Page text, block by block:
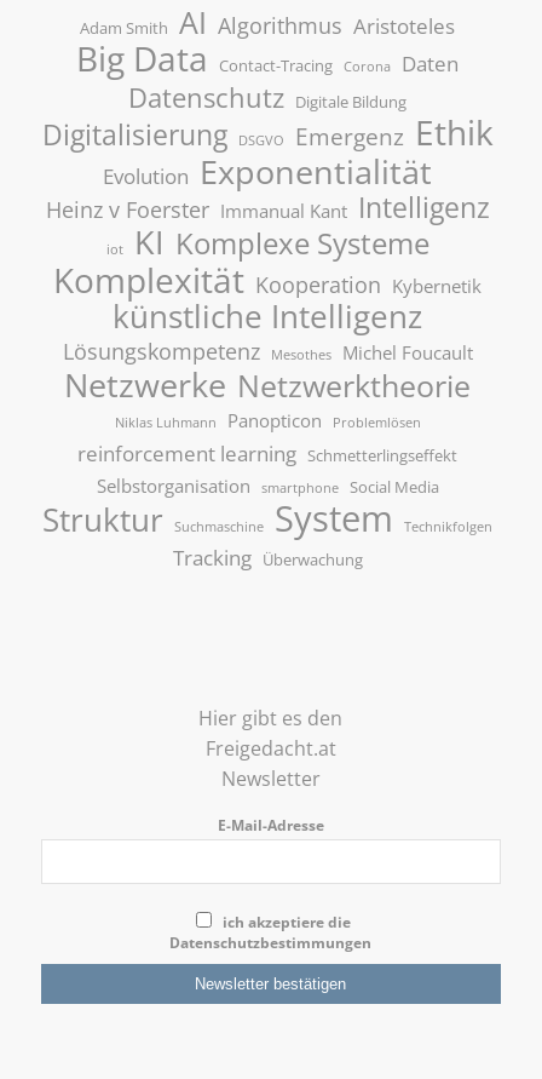
Adam Smith AI Algorithmus Aristoteles
Big Data Contact-Tracing Corona Daten
Datenschutz Digitale Bildung
Digitalisierung DSGVO Emergenz Ethik
Evolution Exponentialität
Heinz v Foerster Immanual Kant Intelligenz
iot KI Komplexe Systeme
Komplexität Kooperation Kybernetik
künstliche Intelligenz
Lösungskompetenz Mesothes Michel Foucault
Netzwerke Netzwerktheorie
Niklas Luhmann Panopticon Problemlösen
reinforcement learning Schmetterlingseffekt
Selbstorganisation smartphone Social Media
Struktur Suchmaschine System Technikfolgen
Tracking Überwachung
Hier gibt es den
Freigedacht.at
Newsletter
E-Mail-Adresse
ich akzeptiere die
Datenschutzbestimmungen